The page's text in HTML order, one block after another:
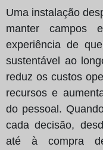
Uma instalação
manter campos
experiência de
sustentável ao
reduz os custos
recursos e
do pessoal.
cada decisão,
até à compra